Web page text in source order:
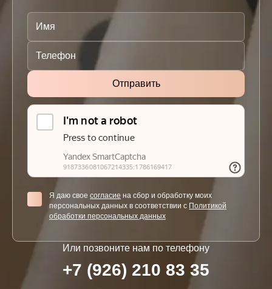
Я даю свое согласие на сбор и обработку моих
персональных данных в соответствии с Политикой
обработки персональных данных
Или позвоните нам по телефону
+7 (926) 210 83 35